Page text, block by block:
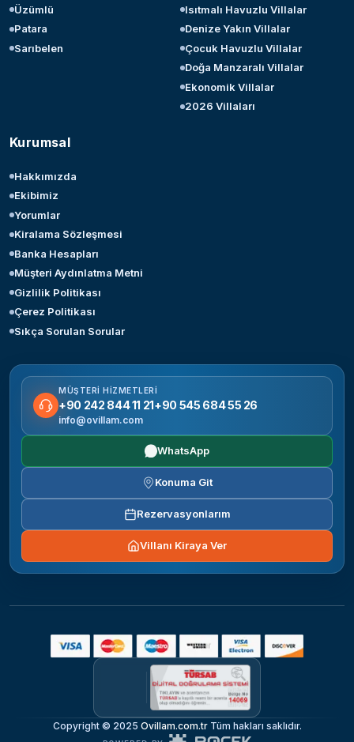
Üzümlü
Patara
Sarıbelen
Isıtmalı Havuzlu Villalar
Denize Yakın Villalar
Çocuk Havuzlu Villalar
Doğa Manzaralı Villalar
Ekonomik Villalar
2026 Villaları
Kurumsal
Hakkımızda
Ekibimiz
Yorumlar
Kiralama Sözleşmesi
Banka Hesapları
Müşteri Aydınlatma Metni
Gizlilik Politikası
Çerez Politikası
Sıkça Sorulan Sorular
MÜŞTERI HIZMETLERI
+90 242 844 11 21+90 545 684 55 26
info@ovillam.com
WhatsApp
Konuma Git
Rezervasyonlarım
Villanı Kiraya Ver
Copyright © 2025 Ovillam.com.trTüm hakları saklıdır.